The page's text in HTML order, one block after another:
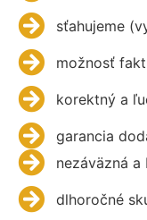
sťahujeme
možnosť
korektný a
garancia
nezáväzná
dlhoročné